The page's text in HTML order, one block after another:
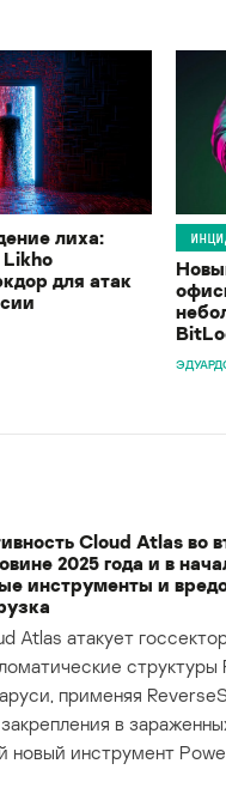
лиха:
Likho
для атак
Cloud Atlas во
2025 года и в
инструменты и
Atlas атакует
структуры
применяя
в
новый инструмент